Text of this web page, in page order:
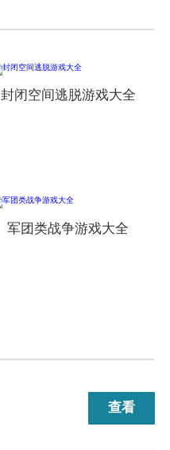
封闭空间逃脱游戏大全
军团类战争游戏大全
查看